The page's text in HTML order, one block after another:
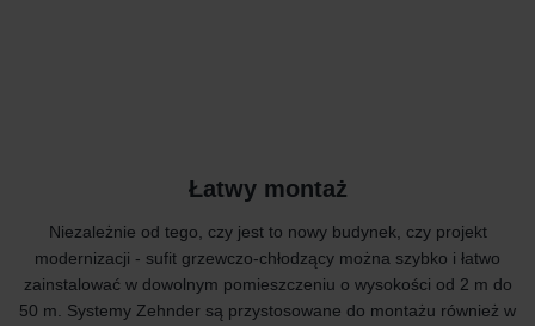
Łatwy montaż
Niezależnie od tego, czy jest to nowy budynek, czy projekt
modernizacji - sufit grzewczo-chłodzący można szybko i łatwo
zainstalować w dowolnym pomieszczeniu o wysokości od 2 m do
50 m. Systemy Zehnder są przystosowane do montażu również w